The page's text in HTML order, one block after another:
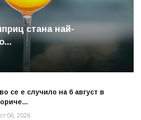
стана най-
се е случило на 6 август в
06, 2026